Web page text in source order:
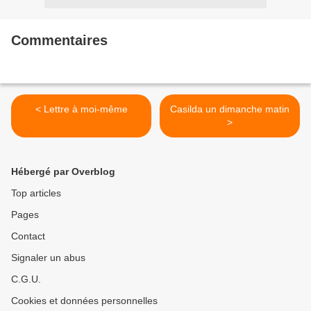
Commentaires
< Lettre à moi-même
Casilda un dimanche matin
>
Hébergé par Overblog
Top articles
Pages
Contact
Signaler un abus
C.G.U.
Cookies et données personnelles